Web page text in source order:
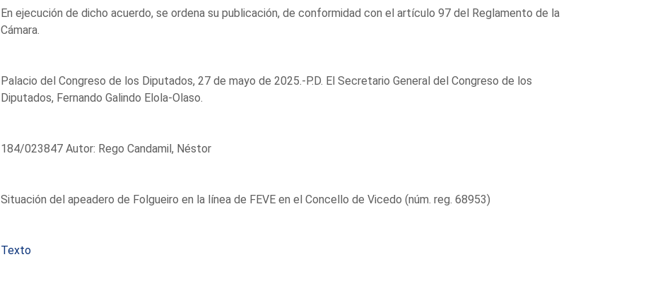
En ejecución de dicho acuerdo, se ordena su publicación, de conformidad con el artículo 97 del Reglamento de la
Cámara.
Palacio del Congreso de los Diputados, 27 de mayo de 2025.-P.D. El Secretario General del Congreso de los
Diputados, Fernando Galindo Elola-Olaso.
184/023847 Autor: Rego Candamil, Néstor
Situación del apeadero de Folgueiro en la línea de FEVE en el Concello de Vicedo (núm. reg. 68953)
Texto